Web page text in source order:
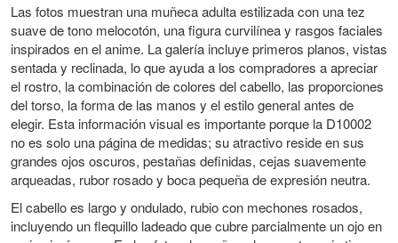
Las fotos muestran una muñeca adulta estilizada con una tez
suave de tono melocotón, una figura curvilínea y rasgos faciales
inspirados en el anime. La galería incluye primeros planos, vistas
sentada y reclinada, lo que ayuda a los compradores a apreciar
el rostro, la combinación de colores del cabello, las proporciones
del torso, la forma de las manos y el estilo general antes de
elegir. Esta información visual es importante porque la D10002
no es solo una página de medidas; su atractivo reside en sus
grandes ojos oscuros, pestañas definidas, cejas suavemente
arqueadas, rubor rosado y boca pequeña de expresión neutra.
El cabello es largo y ondulado, rubio con mechones rosados,
incluyendo un flequillo ladeado que cubre parcialmente un ojo en